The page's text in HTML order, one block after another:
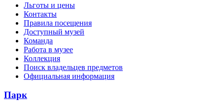
Льготы и цены
Контакты
Правила посещения
Доступный музей
Команда
Работа в музее
Коллекция
Поиск владельцев предметов
Официальная информация
Парк